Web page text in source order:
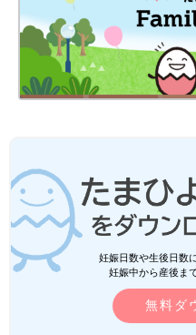
妊娠日数や生後日数
妊娠中から産後ま
無料ダ